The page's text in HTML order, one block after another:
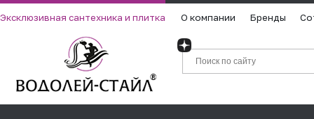
Эксклюзивная сантехника и плитка О компании Бренды